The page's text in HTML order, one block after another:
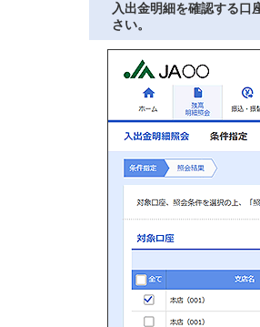
入出金明細を確認する口
さい。